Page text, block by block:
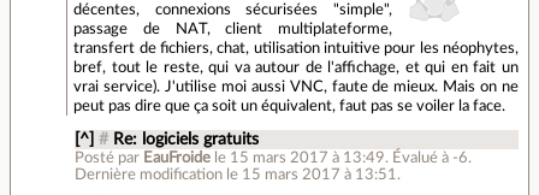
décentes, connexions sécurisées "simple",
passage de NAT, client multiplateforme,
transfert de fichiers, chat, utilisation intuitive pour les néophytes,
bref, tout le reste, qui va autour de l'affichage, et qui en fait un
vrai service). J'utilise moi aussi VNC, faute de mieux. Mais on ne
peut pas dire que ça soit un équivalent, faut pas se voiler la face.
[^] # Re: logiciels gratuits
Posté par EauFroide le 15 mars 2017 à 13:49. Évalué à -6.
Dernière modification le 15 mars 2017 à 13:51.